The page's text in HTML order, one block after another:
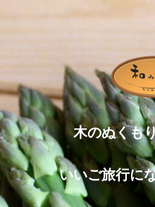
木のぬくも
いいご旅行に